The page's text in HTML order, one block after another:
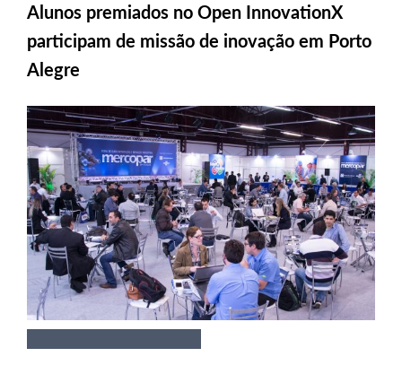
Alunos premiados no Open InnovationX
participam de missão de inovação em Porto
Alegre